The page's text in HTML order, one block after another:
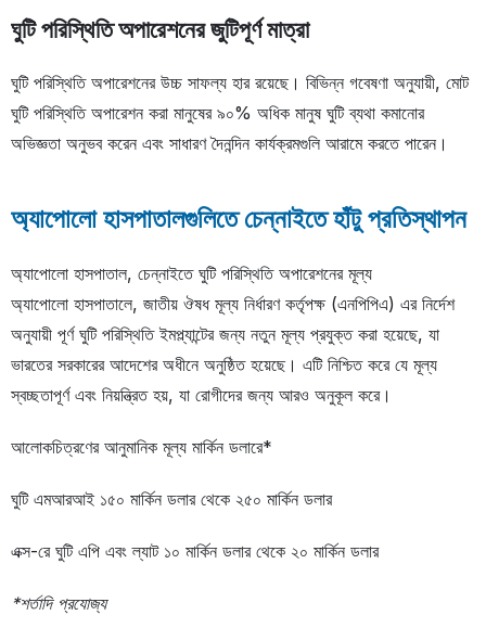
ঘুটি পরিস্থিতি অপারেশনের জুটিপূর্ণ মাত্রা
ঘুটি পরিস্থিতি অপারেশনের উচ্চ সাফল্য হার রয়েছে। বিভিন্ন গবেষণা অনুযায়ী, মোট
ঘুটি পরিস্থিতি অপারেশন করা মানুষের ৯০% অধিক মানুষ ঘুটি ব্যথা কমানোর
অভিজ্ঞতা অনুভব করেন এবং সাধারণ দৈনন্দিন কার্যক্রমগুলি আরামে করতে পারেন।
অ্যাপোলো হাসপাতালগুলিতে চেন্নাইতে হাঁটু প্রতিস্থাপন
অ্যাপোলো হাসপাতাল, চেন্নাইতে ঘুটি পরিস্থিতি অপারেশনের মূল্য
অ্যাপোলো হাসপাতালে, জাতীয় ঔষধ মূল্য নির্ধারণ কর্তৃপক্ষ (এনপিপিএ) এর নির্দেশ
অনুযায়ী পূর্ণ ঘুটি পরিস্থিতি ইমপ্ল্যান্টের জন্য নতুন মূল্য প্রযুক্ত করা হয়েছে, যা
ভারতের সরকারের আদেশের অধীনে অনুষ্ঠিত হয়েছে। এটি নিশ্চিত করে যে মূল্য
স্বচ্ছতাপূর্ণ এবং নিয়ন্ত্রিত হয়, যা রোগীদের জন্য আরও অনুকূল করে।
আলোকচিত্রণের আনুমানিক মূল্য মার্কিন ডলারে*
ঘুটি এমআরআই ১৫০ মার্কিন ডলার থেকে ২৫০ মার্কিন ডলার
এক্স-রে ঘুটি এপি এবং ল্যাট ১০ মার্কিন ডলার থেকে ২০ মার্কিন ডলার
*শর্তাদি প্রযোজ্য